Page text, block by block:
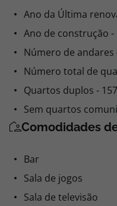
Ano da Última
Ano de construção -
Número de
Número total de
Quartos duplos - 157
Sem quartos
Comodidades
Bar
Sala de jogos
Sala de televisão